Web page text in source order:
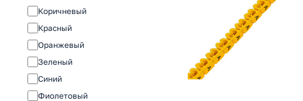
Коричневый
Красный
Оранжевый
Зеленый
Синий
Фиолетовый